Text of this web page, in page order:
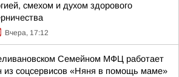
смехом и духом здорового
Вчера, 17:12
Семейном МФЦ работает
из соцсервисов «Няня в помощь маме»